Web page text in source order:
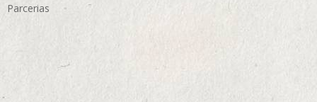
Parcerias